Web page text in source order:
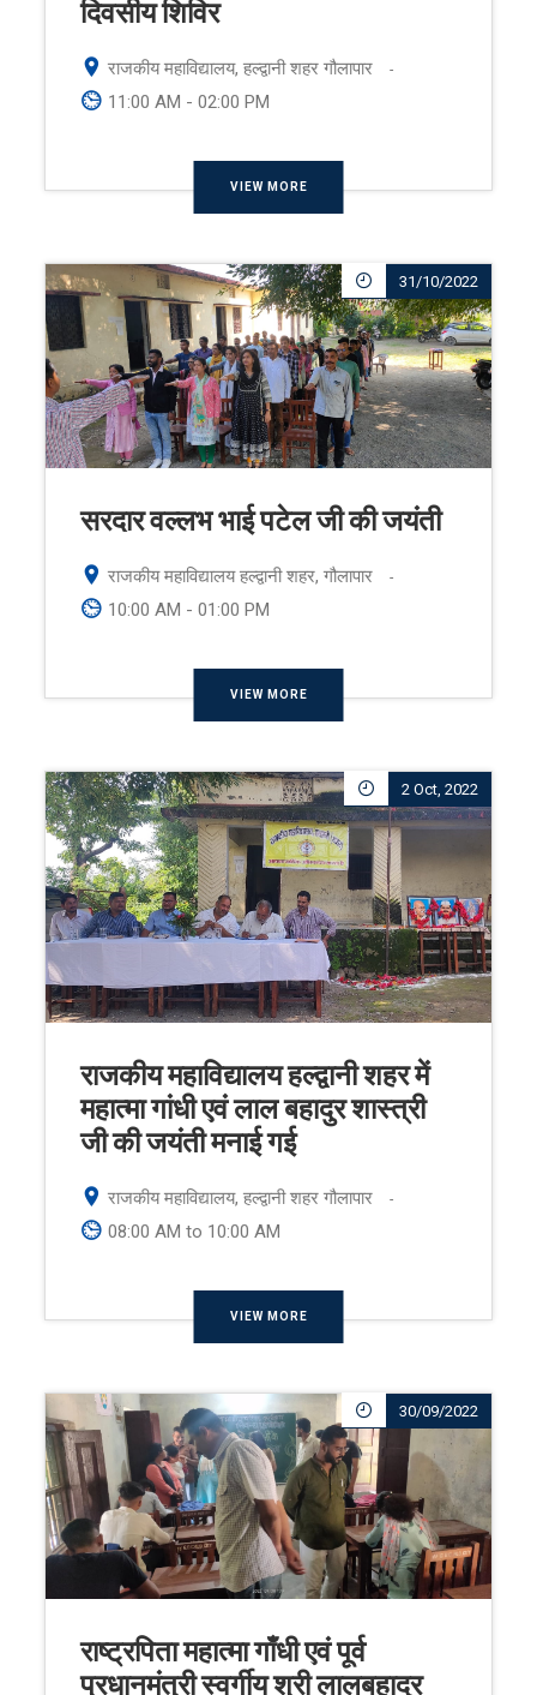
दिवसीय शिविर
राजकीय महाविद्यालय, हल्द्वानी शहर गौलापार -
11:00 AM - 02:00 PM
VIEW MORE
31/10/2022
सरदार वल्लभ भाई पटेल जी की जयंती
राजकीय महाविद्यालय हल्द्वानी शहर, गौलापार -
10:00 AM - 01:00 PM
VIEW MORE
2 Oct, 2022
राजकीय महाविद्यालय हल्द्वानी शहर में
महात्मा गांधी एवं लाल बहादुर शास्त्री
जी की जयंती मनाई गई
राजकीय महाविद्यालय, हल्द्वानी शहर गौलापार -
08:00 AM to 10:00 AM
VIEW MORE
30/09/2022
राष्ट्रपिता महात्मा गाँधी एवं पूर्व
प्रधानमंत्री स्वर्गीय श्री लालबहादुर